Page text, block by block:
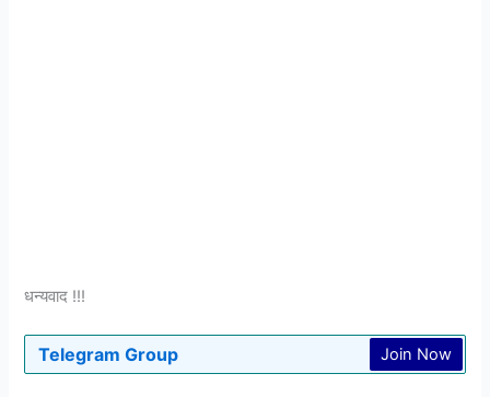
धन्यवाद !!!
Telegram Group Join Now